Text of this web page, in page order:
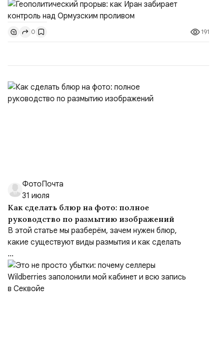
тезисы и последствия этого соглашения:. 1. Новые
доли контроля (75 на 25). Было: Ранее Иран и Оман
контролировали пролив на паритетных началах —
50/50. Стало: Новое соглашение закрепляет за
0 191
ФотоПочта
31 июля
Как сделать блюр на фото: полное
руководство по размытию изображений
В этой статье мы разберём, зачем нужен блюр,
какие существуют виды размытия и как сделать
...